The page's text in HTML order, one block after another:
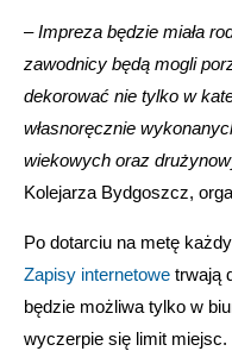
–Impreza będzie miała
zawodnicy będą mogli
dekorować nie tylko w
własnoręcznie
wiekowych oraz
Kolejarza Bydgoszcz,
Po dotarciu na metę
Zapisy internetowe trwają
będzie możliwa tylko w
wyczerpie się limit miejsc.